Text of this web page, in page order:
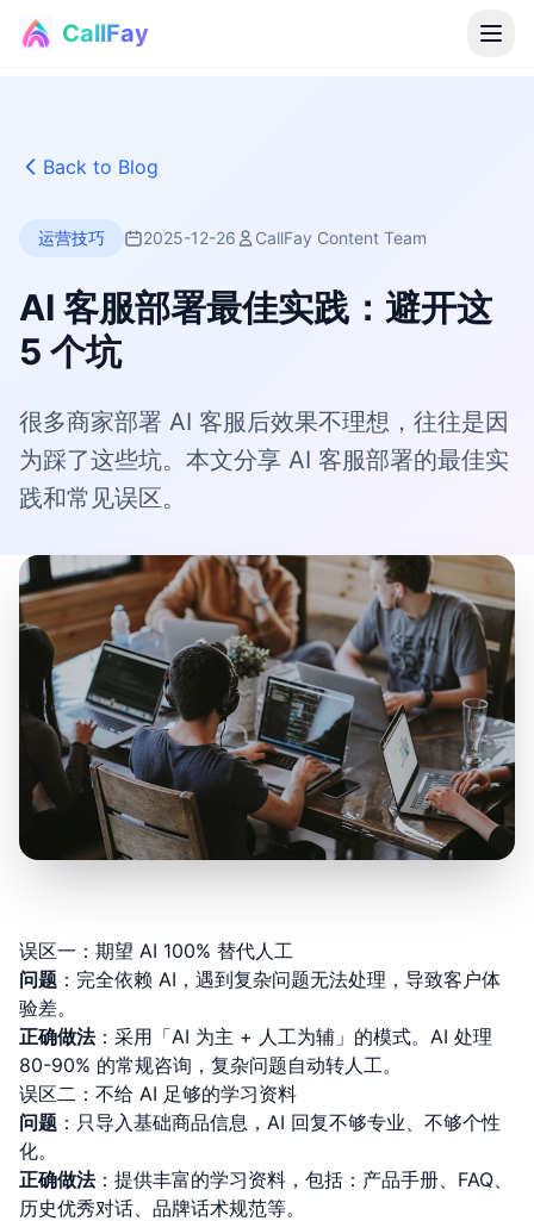
CallFay
Back to Blog
运营技巧 2025-12-26 CallFay Content Team
AI 客服部署最佳实践：避开这
5 个坑
很多商家部署 AI 客服后效果不理想，往往是因
为踩了这些坑。本文分享 AI 客服部署的最佳实
践和常见误区。
误区一：期望 AI 100% 替代人工
问题 ：完全依赖 AI，遇到复杂问题无法处理，导致客户体
验差。
正确做法：采用「AI 为主 + 人工为辅」的模式。AI 处理
80-90% 的常规咨询，复杂问题自动转人工。
误区二：不给 AI 足够的学习资料
问题 ：只导入基础商品信息，AI 回复不够专业、不够个性
化。
正确做法：提供丰富的学习资料，包括：产品手册、FAQ、
历史优秀对话、品牌话术规范等。